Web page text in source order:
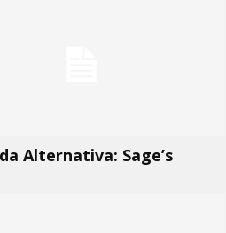
Alternativa: Sage’s